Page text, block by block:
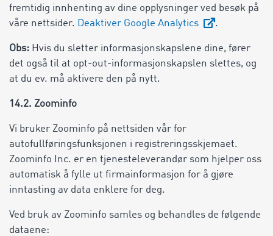
fremtidig innhenting av dine opplysninger ved besøk på
våre nettsider. Deaktiver Google Analytics .
Obs: Hvis du sletter informasjonskapslene dine, fører
det også til at opt-out-informasjonskapslen slettes, og
at du ev. må aktivere den på nytt.
14.2. Zoominfo
Vi bruker Zoominfo på nettsiden vår for
autofullføringsfunksjonen i registreringsskjemaet.
Zoominfo Inc. er en tjenesteleverandør som hjelper oss
automatisk å fylle ut firmainformasjon for å gjøre
inntasting av data enklere for deg.
Ved bruk av Zoominfo samles og behandles de følgende
dataene: